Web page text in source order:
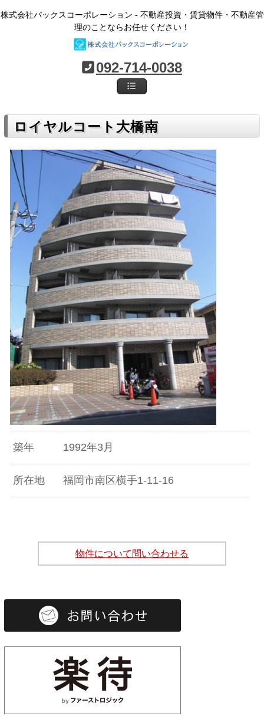
株式会社パックスコーポレーション - 不動産投資・賃貸物件・不動産管
理のことならお任せください！
092-714-0038
ロイヤルコート大橋南
築年 1992年3月
所在地 福岡市南区横手1-11-16
物件について問い合わせる